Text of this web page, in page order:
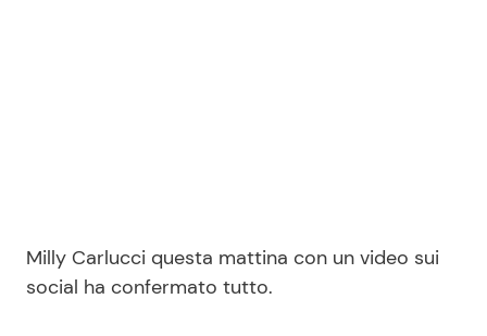
Milly Carlucci questa mattina con un video sui
social ha confermato tutto.